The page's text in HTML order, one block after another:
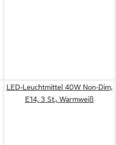
LED-Leuchtmittel 40W Non-Dim,
E14, 3 St., Warmweiß